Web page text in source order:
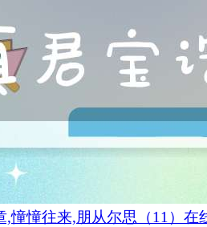
,憧憧往来,朋从尔思（11）在